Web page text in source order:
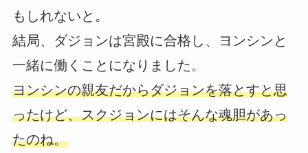
もしれないと。
結局、ダジョンは宮殿に合格し、ヨンシンと
一緒に働くことになりました。
ヨンシンの親友だからダジョンを落とすと思
ったけど、スクジョンにはそんな魂胆があっ
たのね。